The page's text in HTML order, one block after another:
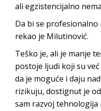
ali egzistencijalno
Da bi se
rekao je Milutinović.
Teško je, ali je manje
postoje ljudi koji su
da je moguće i daju
rizikuju, dostignut je
sam razvoj tehnologija